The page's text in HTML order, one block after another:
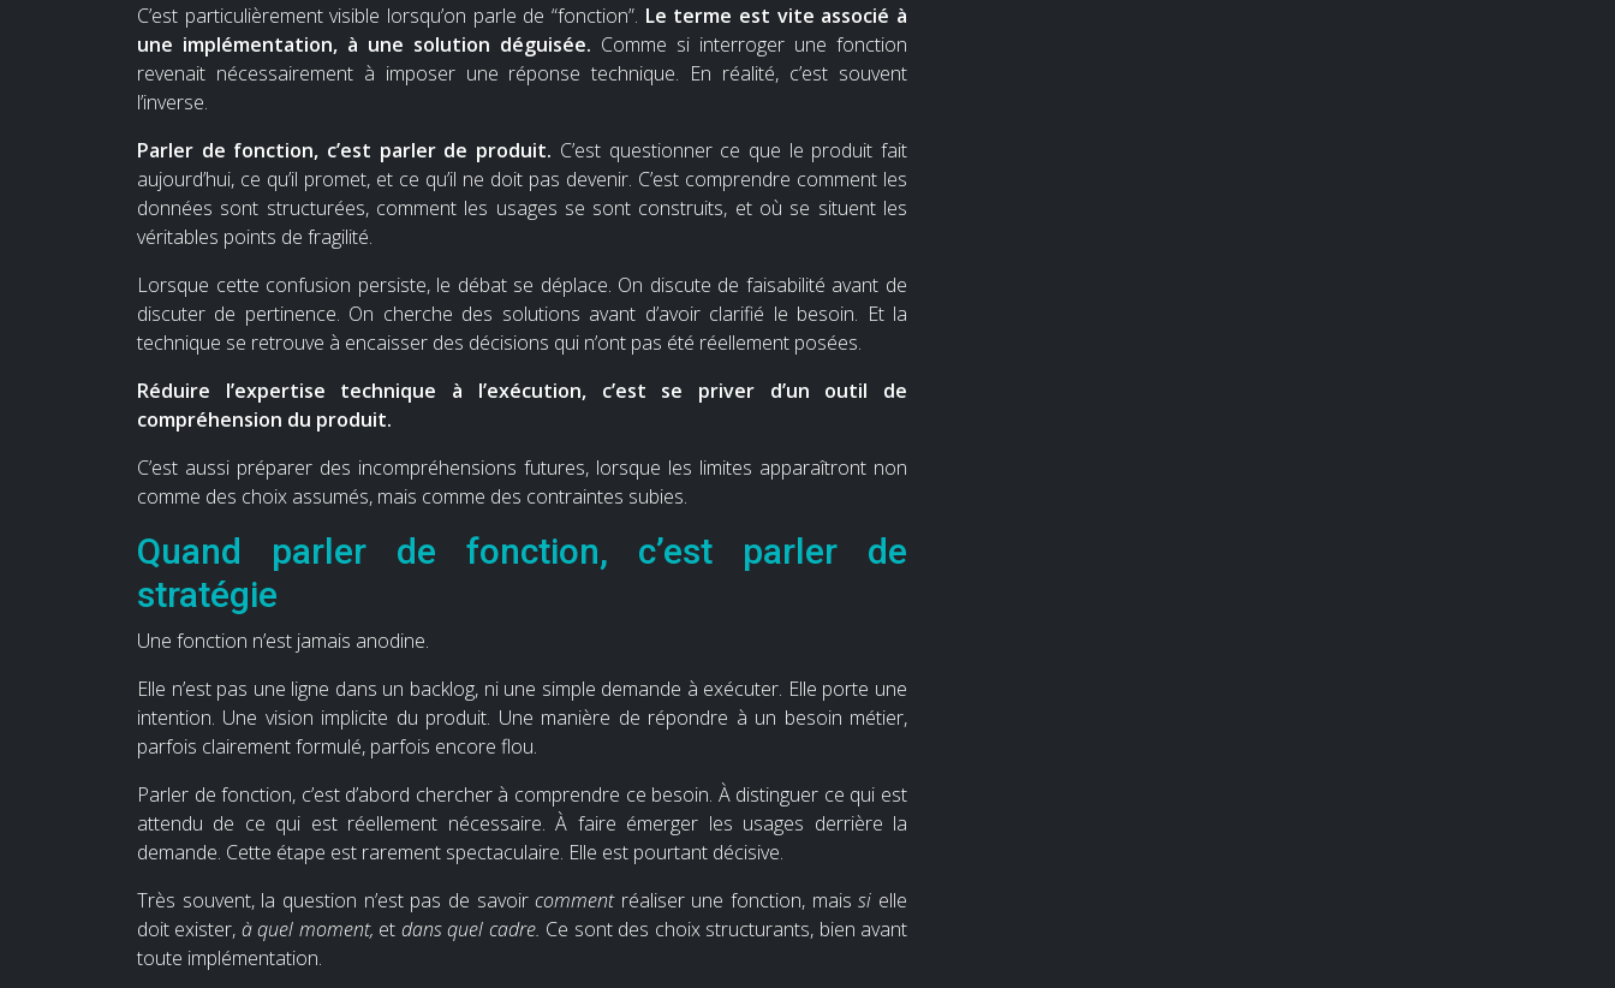
C’est particulièrement visible lorsqu’on parle de “fonction”. Le terme est vite associé à
une implémentation, à une solution déguisée. Comme si interroger une fonction
revenait nécessairement à imposer une réponse technique. En réalité, c’est souvent
l’inverse.
Parler de fonction, c’est parler de produit. C’est questionner ce que le produit fait
aujourd’hui, ce qu’il promet, et ce qu’il ne doit pas devenir. C’est comprendre comment les
données sont structurées, comment les usages se sont construits, et où se situent les
véritables points de fragilité.
Lorsque cette confusion persiste, le débat se déplace. On discute de faisabilité avant de
discuter de pertinence. On cherche des solutions avant d’avoir clarifié le besoin. Et la
technique se retrouve à encaisser des décisions qui n’ont pas été réellement posées.
Réduire l’expertise technique à l’exécution, c’est se priver d’un outil de
compréhension du produit.
C’est aussi préparer des incompréhensions futures, lorsque les limites apparaîtront non
comme des choix assumés, mais comme des contraintes subies.
Quand parler de fonction, c’est parler de
stratégie
Une fonction n’est jamais anodine.
Elle n’est pas une ligne dans un backlog, ni une simple demande à exécuter. Elle porte une
intention. Une vision implicite du produit. Une manière de répondre à un besoin métier,
parfois clairement formulé, parfois encore flou.
Parler de fonction, c’est d’abord chercher à comprendre ce besoin. À distinguer ce qui est
attendu de ce qui est réellement nécessaire. À faire émerger les usages derrière la
demande. Cette étape est rarement spectaculaire. Elle est pourtant décisive.
Très souvent, la question n’est pas de savoircommentréaliser une fonction, maissi elle
doit exister, à quel moment, et dans quel cadre. Ce sont des choix structurants, bien avant
toute implémentation.